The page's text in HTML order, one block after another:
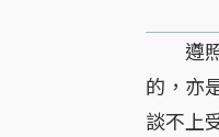
遵照
的，亦
談不上